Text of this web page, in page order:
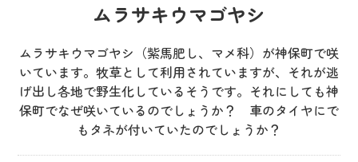
ムラサキウマゴヤシ
ムラサキウマゴヤシ（紫馬肥し、マメ科）が神保町で咲
いています。牧草として利用されていますが、それが逃
げ出し各地で野生化しているそうです。それにしても神
保町でなぜ咲いているのでしょうか？ 車のタイヤにで
もタネが付いていたのでしょうか？